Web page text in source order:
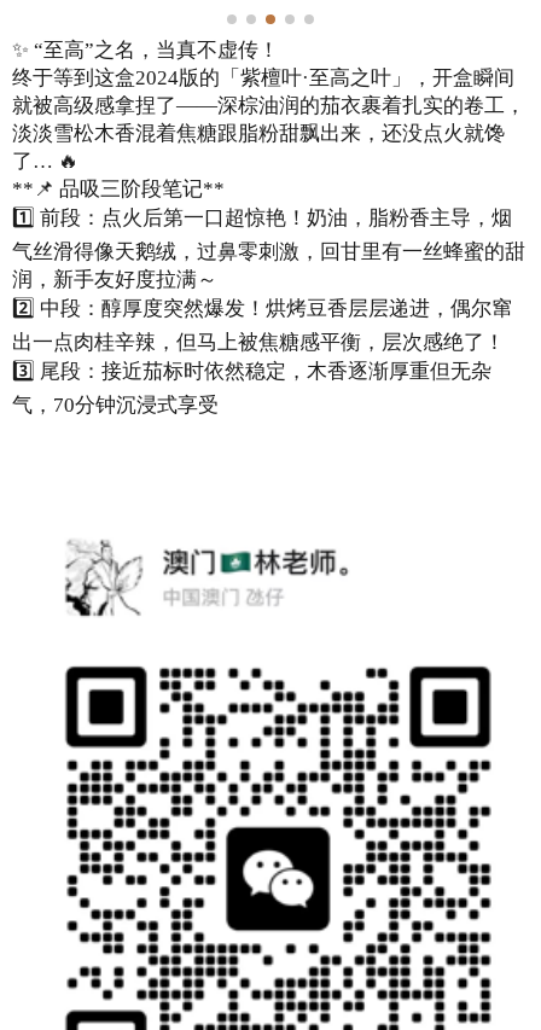
✨ “至高”之名，当真不虚传！
终于等到这盒2024版的「紫檀叶·至高之叶」，开盒瞬间
就被高级感拿捏了——深棕油润的茄衣裹着扎实的卷工，
淡淡雪松木香混着焦糖跟脂粉甜飘出来，还没点火就馋
了… 🔥
**📌 品吸三阶段笔记**
1️⃣ 前段：点火后第一口超惊艳！奶油，脂粉香主导，烟
气丝滑得像天鹅绒，过鼻零刺激，回甘里有一丝蜂蜜的甜
润，新手友好度拉满～
2️⃣ 中段：醇厚度突然爆发！烘烤豆香层层递进，偶尔窜
出一点肉桂辛辣，但马上被焦糖感平衡，层次感绝了！
3️⃣ 尾段：接近茄标时依然稳定，木香逐渐厚重但无杂
气，70分钟沉浸式享受